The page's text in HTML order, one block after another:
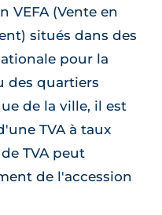
VEFA (Vente en
situés dans des
pour la
des quartiers
de la ville, il est
TVA à taux
TVA peut
de l'accession